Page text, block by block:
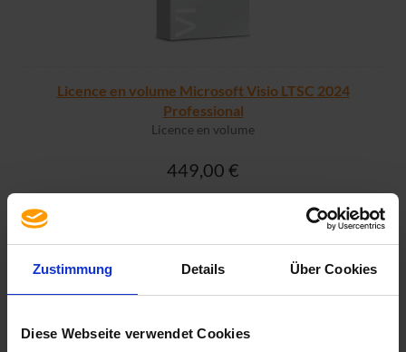
Zustimmung Details Über Cookies
Diese Webseite verwendet Cookies
Licence en volume Microsoft Visio LTSC 2024
Professional
Licence en volume
449,00 €
PLUS D'INFO